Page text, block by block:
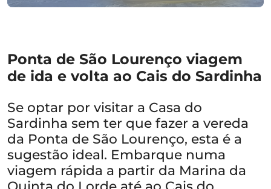
Ponta de São Lourenço viagem
de ida e volta ao Cais do Sardinha
Se optar por visitar a Casa do
Sardinha sem ter que fazer a vereda
da Ponta de São Lourenço, esta é a
sugestão ideal. Embarque numa
viagem rápida a partir da Marina da